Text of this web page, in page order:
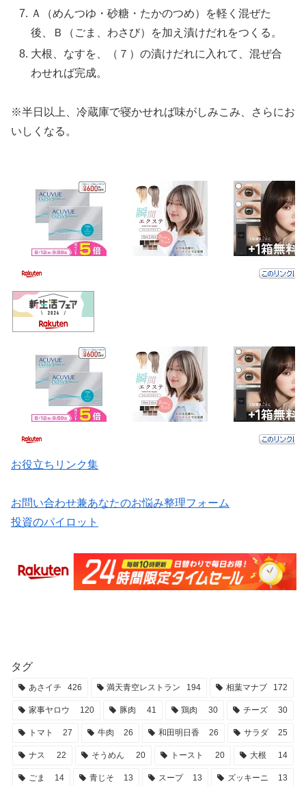
Ａ（めんつゆ・砂糖・たかのつめ）を軽く混ぜた
後、Ｂ（ごま、わさび）を加え漬けだれをつくる。
大根、なすを、（７）の漬けだれに入れて、混ぜ合
わせれば完成。
※半日以上、冷蔵庫で寝かせれば味がしみこみ、さらにお
いしくなる。
お役立ちリンク集
お問い合わせ兼あなたのお悩み整理フォーム
投資のパイロット
タグ
あさイチ 426 満天青空レストラン 194 相葉マナブ 172
家事ヤロウ 120 豚肉 41 鶏肉 30 チーズ 30
トマト 27 牛肉 26 和田明日香 26 サラダ 25
ナス 22 そうめん 20 トースト 20 大根 14
ごま 14 青じそ 13 スープ 13 ズッキーニ 13